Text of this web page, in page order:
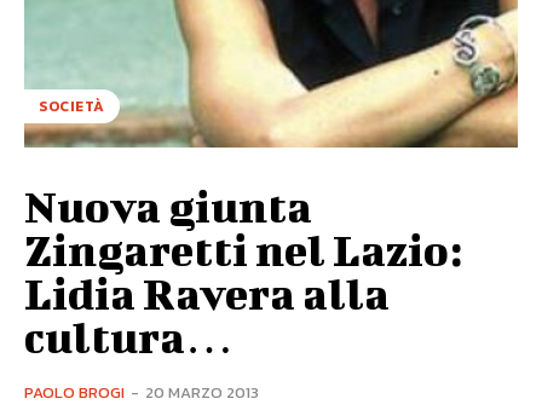
SOCIETÀ
Nuova giunta
Zingaretti nel Lazio:
Lidia Ravera alla
cultura…
PAOLO BROGI - 20 MARZO 2013